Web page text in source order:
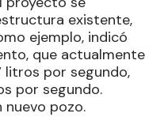
existente,
ejemplo, indicó
que actualmente
litros por segundo,
por segundo.
nuevo pozo.